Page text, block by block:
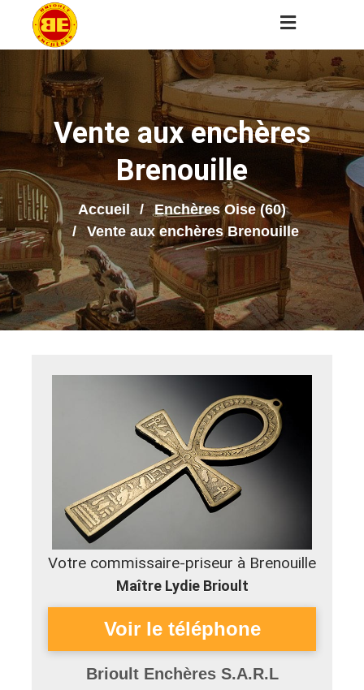
Vente aux enchères
Brenouille
Accueil
Enchères Oise (60)
Vente aux enchères Brenouille
Votre commissaire-priseur à Brenouille
Maître Lydie Brioult
Brioult Enchères S.A.R.L